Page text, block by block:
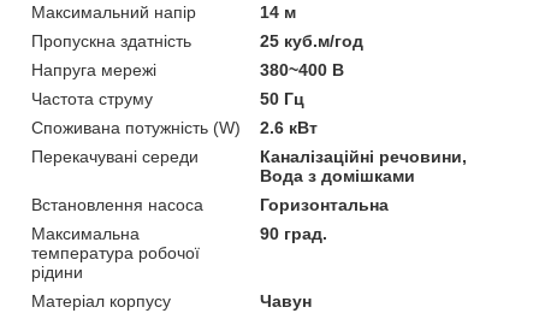
Максимальний напір
14 м
Пропускна здатність
25 куб.м/год
Напруга мережі
380~400 В
Частота струму
50 Гц
Споживана потужність (W)
2.6 кВт
Перекачувані середи
Каналізаційні речовини,
Вода з домішками
Встановлення насоса
Горизонтальна
Максимальна
температура робочої
рідини
90 град.
Матеріал корпусу
Чавун